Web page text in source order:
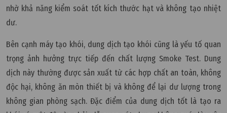
nhờ khả năng kiểm soát tốt kích thước hạt và không tạo nhiệt
dư.
Bên cạnh máy tạo khói, dung dịch tạo khói cũng là yếu tố quan
trọng ảnh hưởng trực tiếp đến chất lượng Smoke Test. Dung
dịch này thường được sản xuất từ các hợp chất an toàn, không
độc hại, không ăn mòn thiết bị và không để lại dư lượng trong
không gian phòng sạch. Đặc điểm của dung dịch tốt là tạo ra